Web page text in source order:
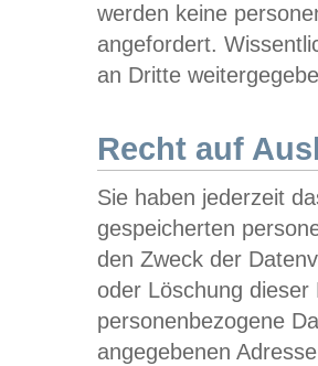
werden keine
angefordert.
an Dritte
Recht auf
Sie haben jederzeit
gespeicherten
den Zweck der
oder Löschung
personenbezogene
angegebenen